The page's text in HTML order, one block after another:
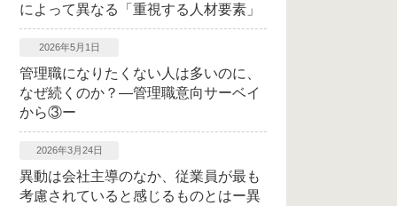
によって異なる「重視する人材要素」
2026年5月1日
管理職になりたくない人は多いのに、
なぜ続くのか？―管理職意向サーベイ
から③ー
2026年3月24日
異動は会社主導のなか、従業員が最も
考慮されていると感じるものとはー異